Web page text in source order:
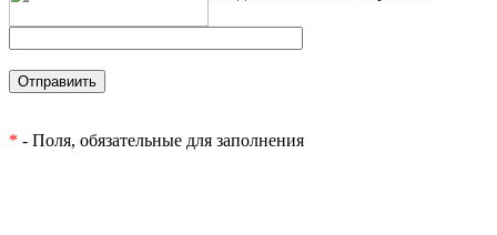
* - Поля, обязательные для заполнения